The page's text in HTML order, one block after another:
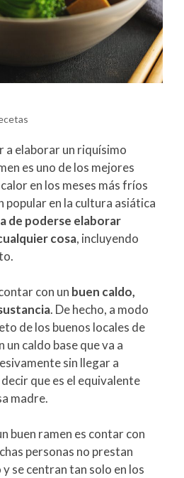
a elaborar un riquísimo
es uno de los mejores
en los meses más fríos
popular en la cultura asiática
de poderse elaborar
cosa, incluyendo
con un buen caldo,
. De hecho, a modo
de los buenos locales de
un caldo base que va a
sin llegar a
que es el equivalente
madre.
buen ramen es contar con
personas no prestan
se centran tan solo en los